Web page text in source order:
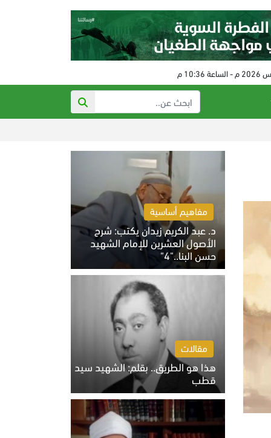
مفاهيم أساسية
د. عبد الكريم زيدان يكتب: شرح
الأصول العشرين للإمام الشهيد
حسن البنا.."4"
الخميس 6 أغسطس 2026 10:27 ص
مقالات
هذا هو الطريق.. بقلم: الشهيد سيد
قطب
الخميس 6 أغسطس 2026 10:52 ص